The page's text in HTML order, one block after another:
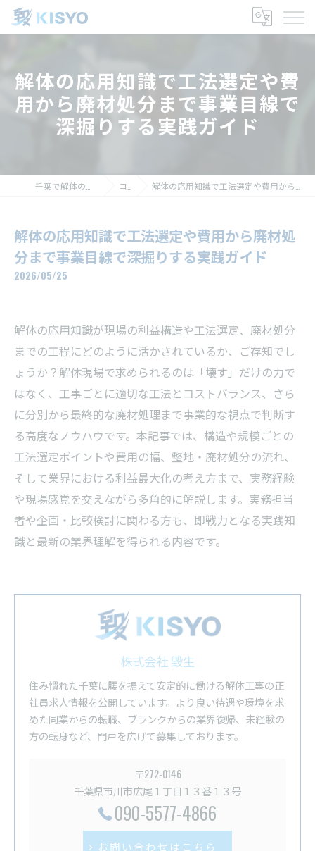
解体の応用知識で工法選定や費
用から廃材処分まで事業目線で
深掘りする実践ガイド
コラム 解体の応用知識で工法選定や費用から廃材処分まで事業目線で深掘りする実践ガイド
解体の応用知識で工法選定や費用から廃材処
分まで事業目線で深掘りする実践ガイド
2026/05/25
解体の応用知識が現場の利益構造や工法選定、廃材処分
までの工程にどのように活かされているか、ご存知でし
ょうか？解体現場で求められるのは「壊す」だけの力で
はなく、工事ごとに適切な工法とコストバランス、さら
に分別から最終的な廃材処理まで事業的な視点で判断す
る高度なノウハウです。本記事では、構造や規模ごとの
工法選定ポイントや費用の幅、整地・廃材処分の流れ、
そして業界における利益最大化の考え方まで、実務経験
や現場感覚を交えながら多角的に解説します。実務担当
者や企画・比較検討に関わる方も、即戦力となる実践知
識と最新の業界理解を得られる内容です。
株式会社 毀生
住み慣れた千葉に腰を据えて安定的に働ける解体工事の正
社員求人情報を公開しています。より良い待遇や環境を求
めた同業からの転職、ブランクからの業界復帰、未経験の
方の転身など、門戸を広げて募集しております。
〒272-0146
千葉県市川市広尾１丁目１３番１３号
090-5577-4866
お問い合わせはこちら